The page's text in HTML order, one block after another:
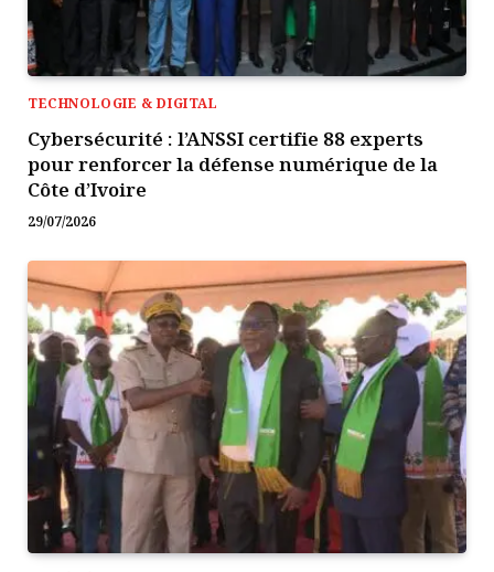
TECHNOLOGIE & DIGITAL
Cybersécurité : l’ANSSI certifie 88 experts
pour renforcer la défense numérique de la
Côte d’Ivoire
29/07/2026